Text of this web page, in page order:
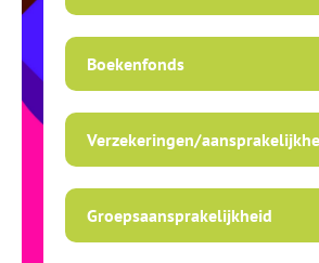
Boekenfonds
Verzekeringen/
Groepsaansprakelijkheid